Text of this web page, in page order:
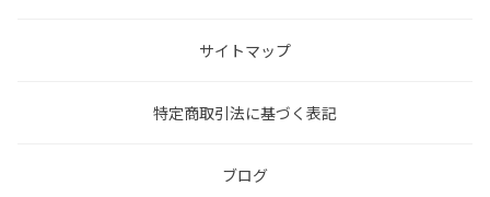
サイトマップ
特定商取引法に基づく表記
ブログ